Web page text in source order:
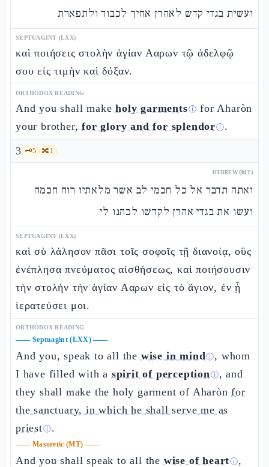
ועשית בגדי קדש לאהרן אחיך לכבוד ולתפארת
SEPTUAGINT (LXX)
καὶ ποιήσεις στολὴν ἁγίαν Ααρων τῷ ἀδελφῷ
σου εἰς τιμὴν καὶ δόξαν.
ORTHODOX READING
And you shall makeholy garmentsⓘ for Aharòn
your brother,for glory and for splendorⓘ.
3 🗝️5 🔀1
HEBREW (MT)
ואתה תדבר אל כל חכמי לב אשר מלאתיו רוח חכמה
ועשו את בגדי אהרן לקדשו לכהנו לי
SEPTUAGINT (LXX)
καὶ σὺ λάλησον πᾶσι τοῖς σοφοῖς τῇ διανοίᾳ, οὓς
ἐνέπλησα πνεύματος αἰσθήσεως, καὶ ποιήσουσιν
τὴν στολὴν τὴν ἁγίαν Ααρων εἰς τὸ ἅγιον, ἐν ᾗ
ἱερατεύσει μοι.
ORTHODOX READING
—— Septuagint (LXX)——
And you, speak to all the wise in mindⓘ, whom
I have filled with a spirit of perceptionⓘ, and
they shall make the holy garment of Aharònfor
the sanctuary, in which he shall serve me as
priestⓘ.
—— Masoretic (MT) ——
And you shall speak to all the wise of heartⓘ,